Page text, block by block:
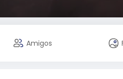
Amigos